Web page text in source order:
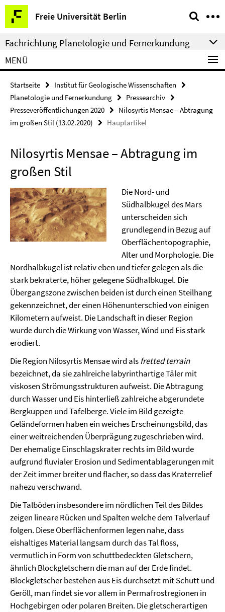
Springe
direkt
zu
Inhalt
Freie Universität Berlin
Service-
Navigation
Fachrichtung Planetologie und Fernerkundung
MENÜ
Startseite
Institut für Geologische Wissenschaften
Planetologie und Fernerkundung
Pressearchiv
Presseveröffentlichungen 2020
Nilosyrtis Mensae – Abtragung
im großen Stil (13.02.2020)
Hauptartikel
Nilosyrtis Mensae – Abtragung im
großen Stil
Die Nord- und
Südhalbkugel des Mars
unterscheiden sich
grundlegend in Bezug auf
Oberflächentopographie,
Alter und Morphologie. Die
Nordhalbkugel ist relativ eben und tiefer gelegen als die
stark bekraterte, höher gelegene Südhalbkugel. Die
Übergangszone zwischen beiden ist durch einen Steilhang
gekennzeichnet, der einen Höhenunterschied von einigen
Kilometern aufweist. Die Landschaft in dieser Region
wurde durch die Wirkung von Wasser, Wind und Eis stark
erodiert.
Die Region Nilosyrtis Mensae wird alsfretted terrain
bezeichnet, da sie zahlreiche labyrinthartige Täler mit
viskosen Strömungsstrukturen aufweist. Die Abtragung
durch Wasser und Eis hinterließ zahlreiche abgerundete
Bergkuppen und Tafelberge. Viele im Bild gezeigte
Geländeformen haben ein weiches Erscheinungsbild, das
einer weitreichenden Überprägung zugeschrieben wird.
Der ehemalige Einschlagskrater rechts im Bild wurde
aufgrund fluvialer Erosion und Sedimentablagerungen mit
der Zeit immer breiter und flacher, so dass das Kraterrelief
nahezu verschwand.
Die Talböden insbesondere im nördlichen Teil des Bildes
zeigen lineare Rücken und Spalten welche dem Talverlauf
folgen. Diese Oberflächenformen legen nahe, dass
eishaltiges Material langsam durch das Tal floss,
vermutlich in Form von schuttbedeckten Gletschern,
ähnlich Blockgletschern die man auf der Erde findet.
Blockgletscher bestehen aus Eis durchsetzt mit Schutt und
Geröll, man findet sie vor allem in Permafrostregionen in
Hochgebirgen oder polaren Breiten. Die gletscherartigen